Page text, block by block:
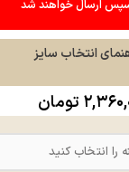
انتخاب سایز
تومان